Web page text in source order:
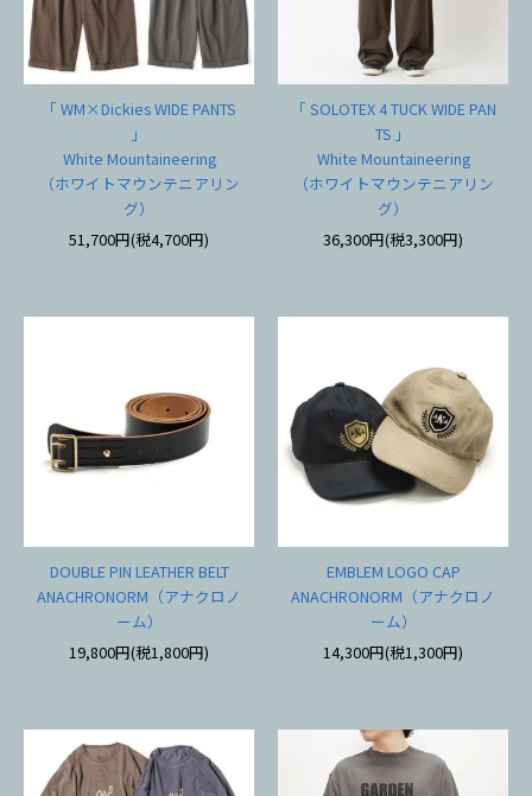
「 WM×Dickies WIDE PANTS
」
White Mountaineering
（ホワイトマウンテニアリン
グ）
51,700円(税4,700円)
「 SOLOTEX 4 TUCK WIDE PAN
TS 」
White Mountaineering
（ホワイトマウンテニアリン
グ）
36,300円(税3,300円)
DOUBLE PIN LEATHER BELT
ANACHRONORM（アナクロノ
ーム）
19,800円(税1,800円)
EMBLEM LOGO CAP
ANACHRONORM（アナクロノ
ーム）
14,300円(税1,300円)